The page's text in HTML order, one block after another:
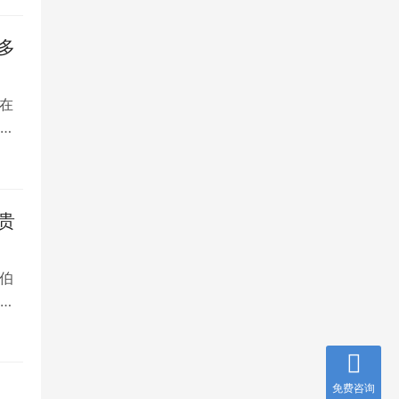
免费咨询